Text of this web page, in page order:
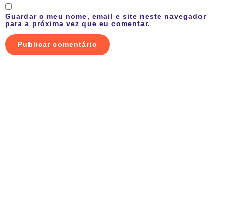
Guardar o meu nome, email e site neste navegador
para a próxima vez que eu comentar.